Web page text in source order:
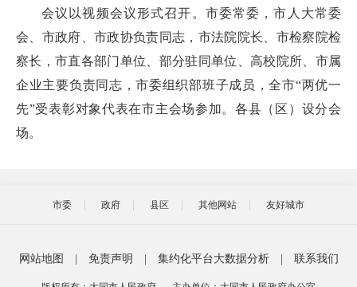
会议以视频会议形式召开。市委常委，市人大常委
会、市政府、市政协负责同志，市法院院长、市检察院检
察长，市直各部门单位、部分驻同单位、高校院所、市属
企业主要负责同志，市委组织部班子成员，全市“两优一
先”受表彰对象代表在市主会场参加。各县（区）设分会
场。
市委 政府 县区 其他网站 友好城市
网站地图 免责声明 集约化平台大数据分析 联系我们